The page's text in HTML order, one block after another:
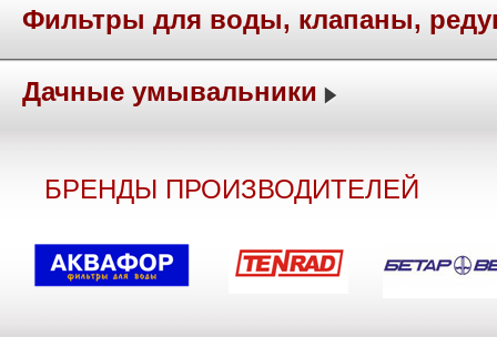
Фильтры для воды, клапаны,
Дачные умывальники
БРЕНДЫ ПРОИЗВОДИТЕЛЕЙ